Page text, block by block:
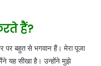
हैं?
पर बहुत से भगवान हैं। मेरा पूजा
यह सीखा है। उन्होंने मुझे